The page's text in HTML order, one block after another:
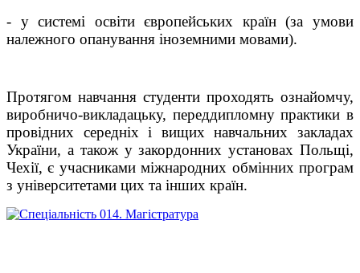
- у системі освіти європейських країн (за умови
належного опанування іноземними мовами).
Протягом навчання студенти проходять ознайомчу,
виробничо-викладацьку, переддипломну практики в
провідних середніх і вищих навчальних закладах
України, а також у закордонних установах Польщі,
Чехії, є учасниками міжнародних обмінних програм
з університетами цих та інших країн.